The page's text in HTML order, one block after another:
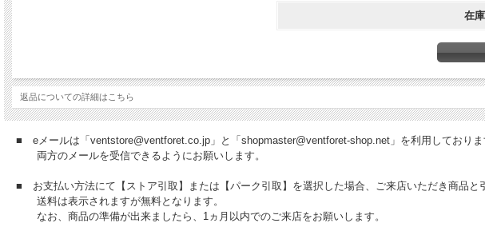
在庫
返品についての詳細はこちら
■ eメールは「ventstore@ventforet.co.jp」と「shopmaster@ventforet-shop.net」を利用しておりま
両方のメールを受信できるようにお願いします。
■ お支払い方法にて【ストア引取】または【パーク引取】を選択した場合、ご来店いただき商品と
送料は表示されますが無料となります。
なお、商品の準備が出来ましたら、1ヵ月以内でのご来店をお願いします。